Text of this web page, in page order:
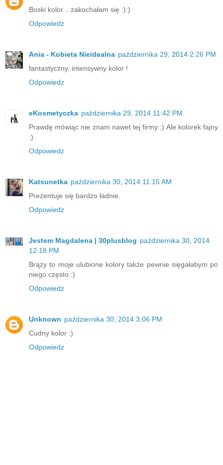
Boski kolor... zakochałam się :):)
Odpowiedz
Ania - Kobieta Nieidealna października 29, 2014 2:26 PM
fantastyczny, intensywny kolor !
Odpowiedz
eKosmetyczka października 29, 2014 11:42 PM
Prawdę mówiąc nie znam nawet tej firmy :) Ale kolorek fajny
:)
Odpowiedz
Katsunetka października 30, 2014 11:15 AM
Prezentuje się bardzo ładnie.
Odpowiedz
Jestem Magdalena | 30plusblog października 30, 2014
12:18 PM
Brązy to moje ulubione kolory także pewnie sięgałabym po
niego często :)
Odpowiedz
Unknown października 30, 2014 3:06 PM
Cudny kolor :)
Odpowiedz